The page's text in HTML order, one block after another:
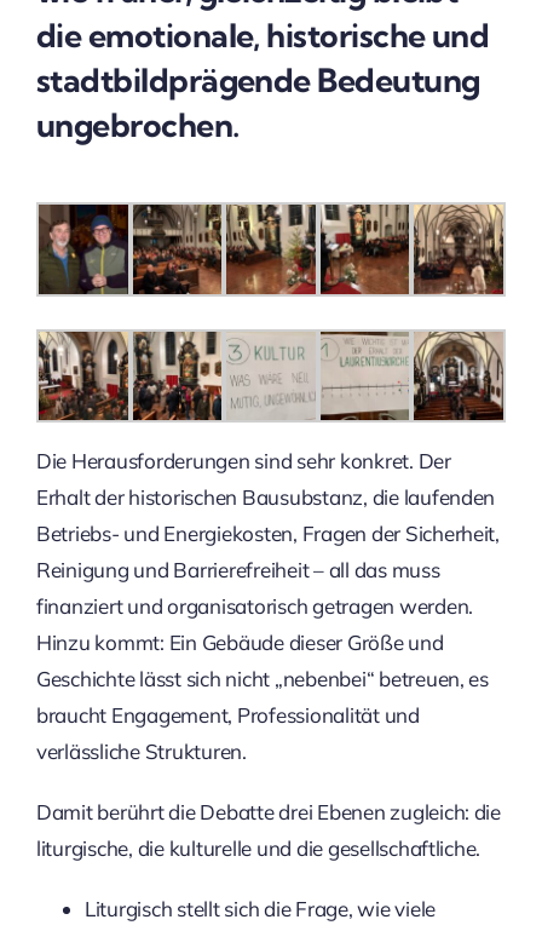
die emotionale, historische und
stadtbildprägende Bedeutung
ungebrochen.
Die Herausforderungen sind sehr konkret. Der
Erhalt der historischen Bausubstanz, die laufenden
Betriebs- und Energiekosten, Fragen der Sicherheit,
Reinigung und Barrierefreiheit – all das muss
finanziert und organisatorisch getragen werden.
Hinzu kommt: Ein Gebäude dieser Größe und
Geschichte lässt sich nicht „nebenbei“ betreuen, es
braucht Engagement, Professionalität und
verlässliche Strukturen.
Damit berührt die Debatte drei Ebenen zugleich: die
liturgische, die kulturelle und die gesellschaftliche.
Liturgisch stellt sich die Frage, wie viele